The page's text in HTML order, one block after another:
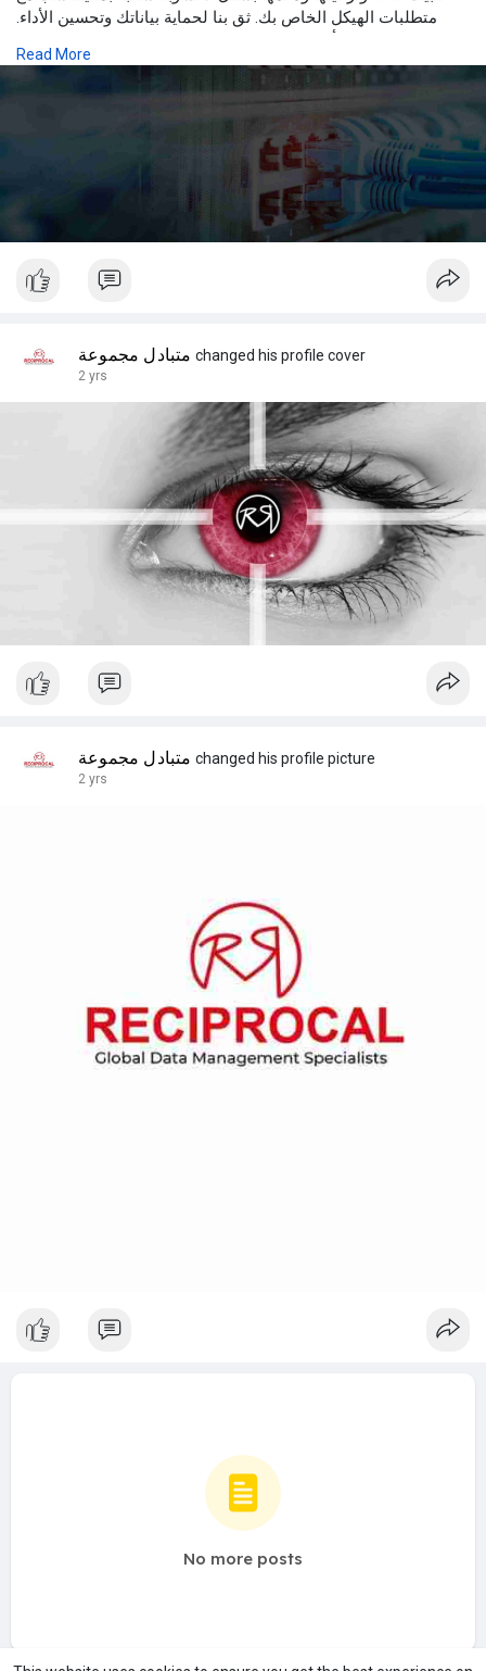
متطلبات الهيكل الخاص بك. ثق بنا لحماية بياناتك وتحسين الأداء.
الخاصة بك الآن!
اقرأ المزيد في https://reciprocalgroup.ae/solutions/networking/
Read More
متبادل مجموعة changed his profile cover
2 yrs
متبادل مجموعة changed his profile picture
2 yrs
No more posts